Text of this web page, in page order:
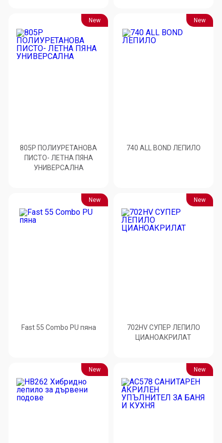
New
805P ПОЛИУРЕТАНОВА
ПИСТО- ЛЕТНА ПЯНА
УНИВЕРСАЛНА
New
740 ALL BOND ЛЕПИЛО
New
Fast 55 Combo PU пяна
New
702HV СУПЕР ЛЕПИЛО
ЦИАНОАКРИЛАТ
New New